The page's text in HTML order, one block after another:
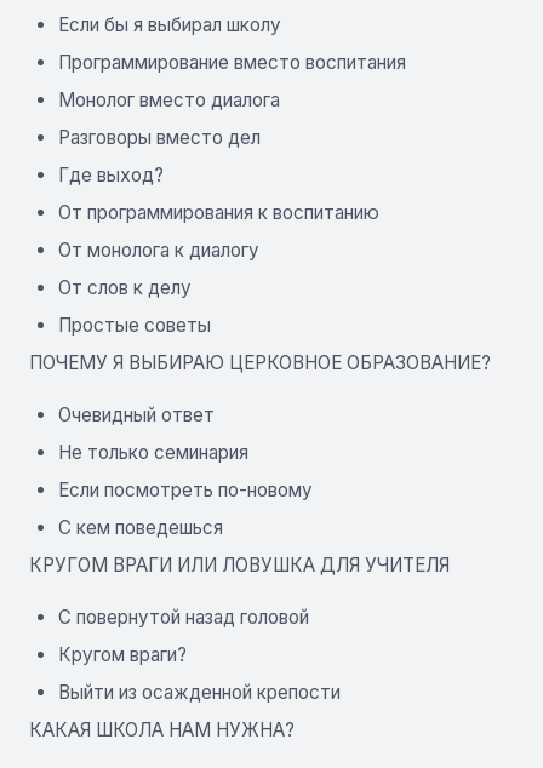
Если бы я выбирал школу
Программирование вместо воспитания
Монолог вместо диалога
Разговоры вместо дел
Где выход?
От программирования к воспитанию
От монолога к диалогу
От слов к делу
Простые советы
ПОЧЕМУ Я ВЫБИРАЮ ЦЕРКОВНОЕ ОБРАЗОВАНИЕ?
Очевидный ответ
Не только семинария
Если посмотреть по-новому
С кем поведешься
КРУГОМ ВРАГИ ИЛИ ЛОВУШКА ДЛЯ УЧИТЕЛЯ
С повернутой назад головой
Кругом враги?
Выйти из осажденной крепости
КАКАЯ ШКОЛА НАМ НУЖНА?